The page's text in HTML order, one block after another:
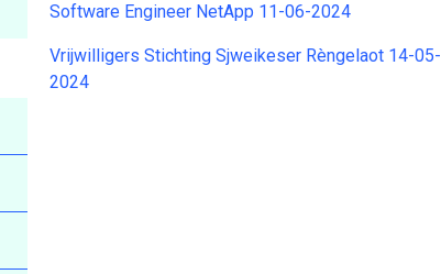
Software Engineer NetApp 11-06-2024
Vrijwilligers Stichting Sjweikeser Rèngelaot 14-05-
2024